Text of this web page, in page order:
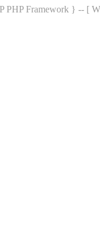
PHP Framework } -- [